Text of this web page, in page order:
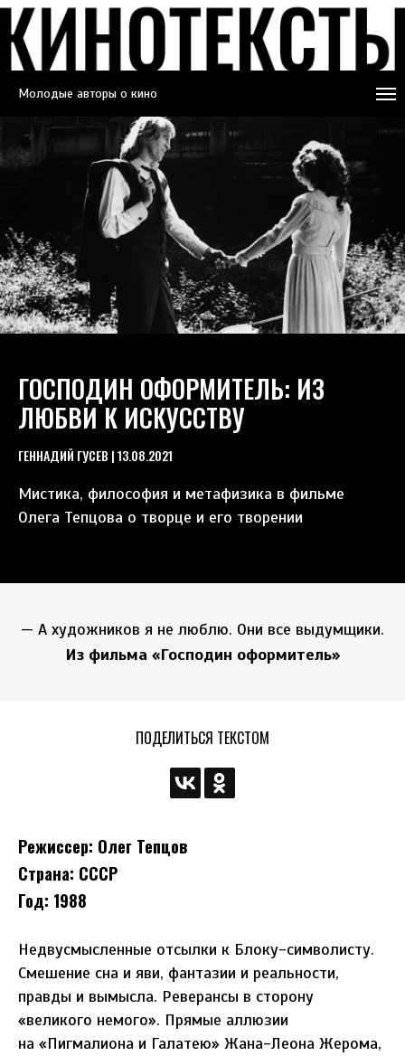
Молодые авторы о кино
ГОСПОДИН ОФОРМИТЕЛЬ: ИЗ
ЛЮБВИ К ИСКУССТВУ
ГЕННАДИЙ ГУСЕВ | 13.08.2021
Мистика, философия и метафизика в фильме
Олега Тепцова о творце и его творении
— А художников я не люблю. Они все выдумщики.
Из фильма «Господин оформитель»
ПОДЕЛИТЬСЯ ТЕКСТОМ
Режиссер: Олег Тепцов
Страна: СССР
Год: 1988
Недвусмысленные отсылки к Блоку-символисту.
Смешение сна и яви, фантазии и реальности,
правды и вымысла. Реверансы в сторону
«великого немого». Прямые аллюзии
на «Пигмалиона и Галатею» Жана-Леона Жерома,